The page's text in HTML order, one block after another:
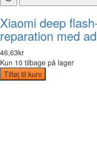
Xiaomi deep
reparation med
46,63kr
Kun 10 tilbage på lager
Tilføj til kurv